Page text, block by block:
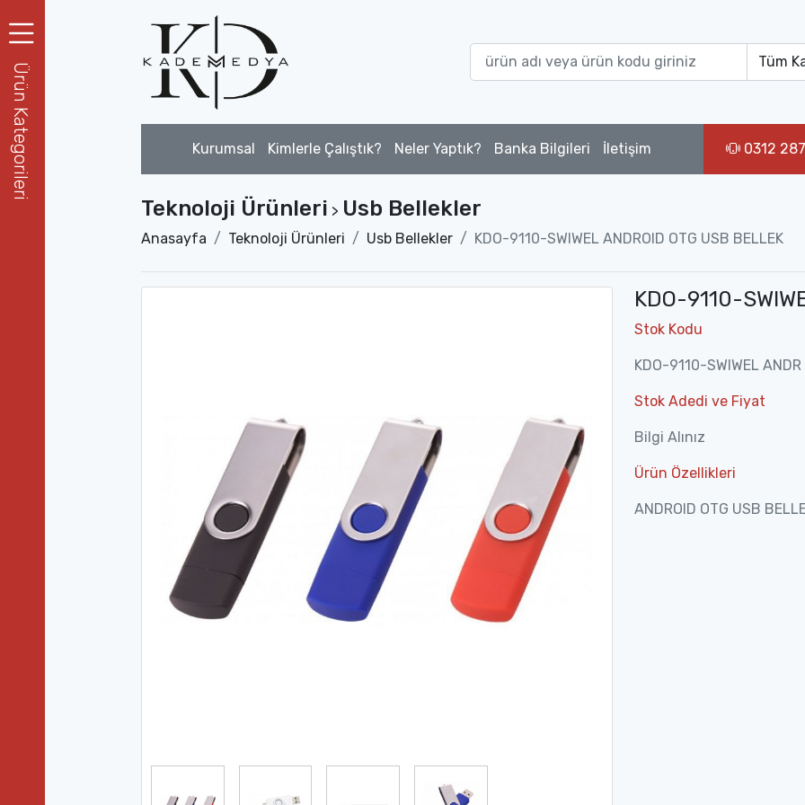
Ürün Kategorileri Kurumsal Kimlerle Çalıştık? Neler Yaptık? Banka Bilgileri İletişim 0312
Teknoloji Ürünleri > Usb Bellekler
Anasayfa Teknoloji Ürünleri Usb Bellekler KDO-9110-SWIWEL ANDROID OTG USB BELLEK
KDO-9110-
Stok Kodu
KDO-9110-SWIWEL ANDR
Stok Adedi ve Fiyat
Bilgi Alınız
Ürün Özellikleri
ANDROID OTG USB